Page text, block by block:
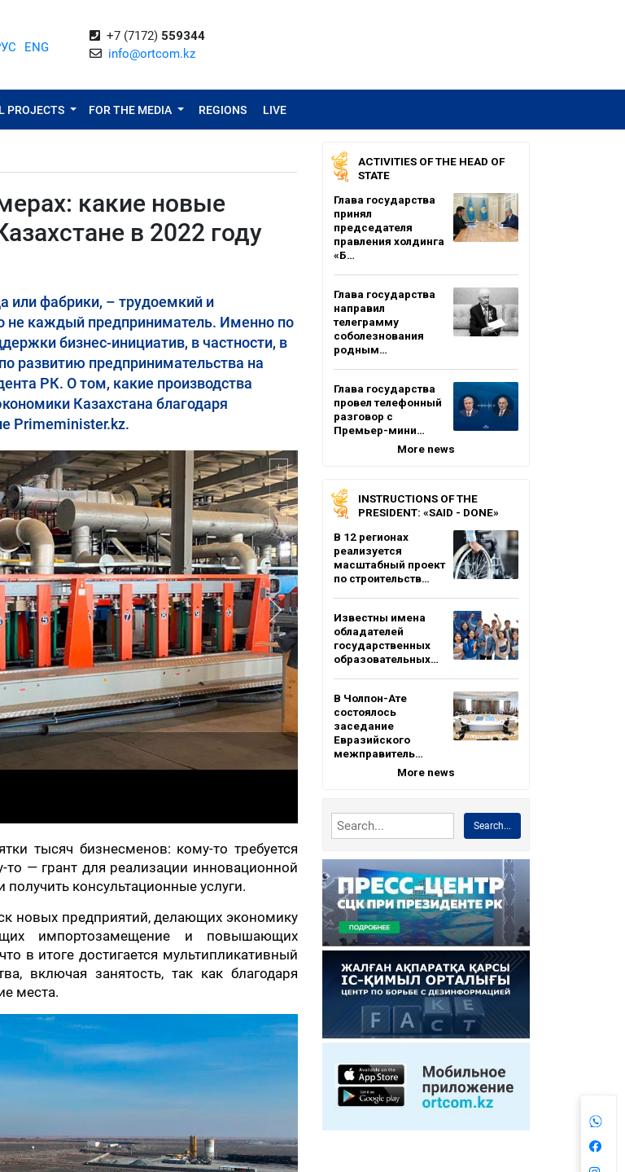
ENG
+7 (7172) 559344
info@ortcom.kz
PROJECTS FOR THE MEDIA REGIONS LIVE
какие новые
в 2022 году
или фабрики, – трудоемкий и
не каждый предприниматель. Именно по
бизнес-инициатив, в частности, в
развитию предпринимательства на
РК. О том, какие производства
Казахстана благодаря
Primeminister.kz.
тысяч бизнесменов: кому-то требуется
— грант для реализации инновационной
консультационные услуги.
новых предприятий, делающих экономику
импортозамещение и повышающих
в итоге достигается мультипликативный
включая занятость, так как благодаря
места.
ACTIVITIES OF THE HEAD OF
STATE
Глава государства
принял
председателя
правления холдинга
«Б…
Глава государства
направил
телеграмму
соболезнования
родным…
Глава государства
провел телефонный
разговор с
Премьер-мини…
More news
INSTRUCTIONS OF THE
PRESIDENT: «SAID - DONE»
В 12 регионах
реализуется
масштабный проект
по строительств…
Известны имена
обладателей
государственных
образовательных…
В Чолпон-Ате
состоялось
заседание
Евразийского
межправитель…
More news
Search...